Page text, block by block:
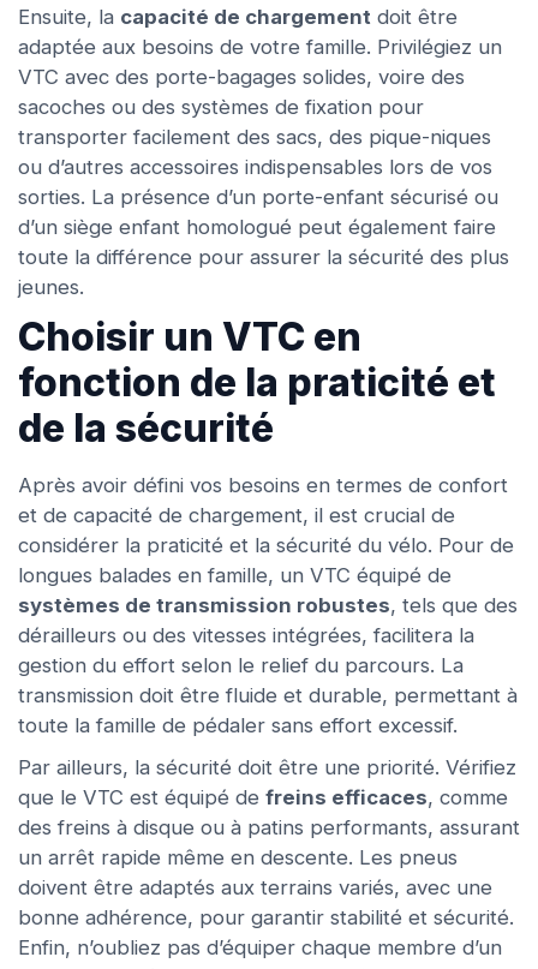
Ensuite, la capacité de chargement doit être
adaptée aux besoins de votre famille. Privilégiez un
VTC avec des porte-bagages solides, voire des
sacoches ou des systèmes de fixation pour
transporter facilement des sacs, des pique-niques
ou d’autres accessoires indispensables lors de vos
sorties. La présence d’un porte-enfant sécurisé ou
d’un siège enfant homologué peut également faire
toute la différence pour assurer la sécurité des plus
jeunes.
Choisir un VTC en
fonction de la praticité et
de la sécurité
Après avoir défini vos besoins en termes de confort
et de capacité de chargement, il est crucial de
considérer la praticité et la sécurité du vélo. Pour de
longues balades en famille, un VTC équipé de
systèmes de transmission robustes, tels que des
dérailleurs ou des vitesses intégrées, facilitera la
gestion du effort selon le relief du parcours. La
transmission doit être fluide et durable, permettant à
toute la famille de pédaler sans effort excessif.
Par ailleurs, la sécurité doit être une priorité. Vérifiez
que le VTC est équipé de freins efficaces, comme
des freins à disque ou à patins performants, assurant
un arrêt rapide même en descente. Les pneus
doivent être adaptés aux terrains variés, avec une
bonne adhérence, pour garantir stabilité et sécurité.
Enfin, n’oubliez pas d’équiper chaque membre d’un